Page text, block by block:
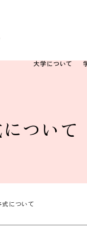
大学について
ついて
について